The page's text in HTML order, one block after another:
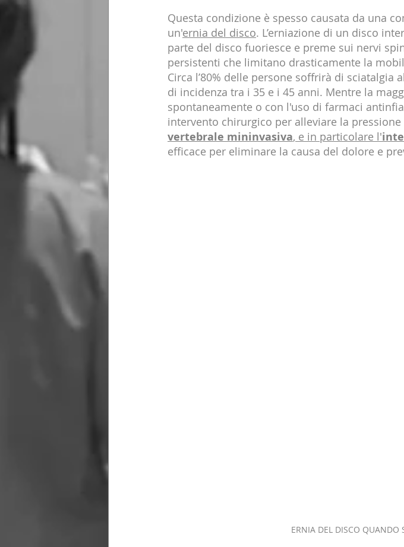
Questa condizione è spesso causata da una
un'ernia del disco. L’erniazione di un disco
parte del disco fuoriesce e preme sui nervi
persistenti che limitano drasticamente la
Circa l’80% delle persone soffrirà di
di incidenza tra i 35 e i 45 anni. Mentre la
spontaneamente o con l'uso di farmaci
intervento chirurgico per alleviare la
vertebrale mininvasiva, e in particolare l'
efficace per eliminare la causa del dolore e
ERNIA DEL DISCO QUANDO